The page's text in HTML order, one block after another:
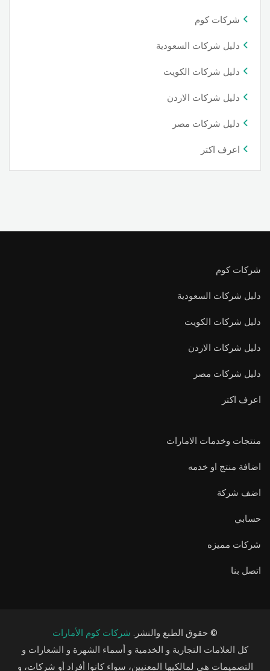
شركات كوم
دليل شركات السعودية
دليل شركات الكويت
دليل شركات الاردن
دليل شركات مصر
اعرف اكتر
شركات كوم
دليل شركات السعودية
دليل شركات الكويت
دليل شركات الاردن
دليل شركات مصر
اعرف اكتر
منتجات وخدمات الامارات
اضافة منتج او خدمه
اضف شركة
حسابي
شركات مميزه
اتصل بنا
© حقوق الطبع والنشر. شركات كوم الأمارات
كل العلامات التجارية و الخدمية و أسماء الشهرة و الشعارات و
التصميمات هي لمالكيها المعنيين، سواء كانوا أفراد أو شركات، و